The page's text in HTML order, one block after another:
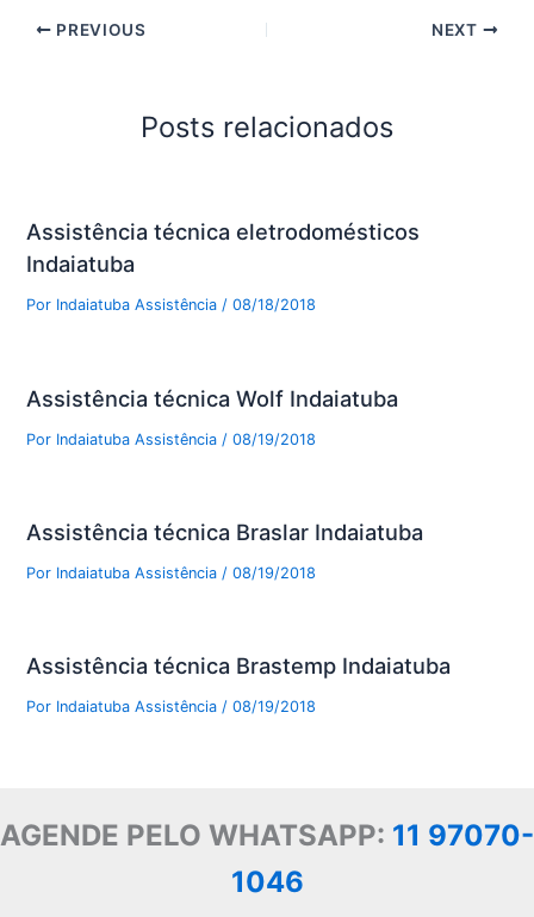
PREVIOUS NEXT
Posts relacionados
Assistência técnica eletrodomésticos
Indaiatuba
Por Indaiatuba Assistência/08/18/2018
Assistência técnica Wolf Indaiatuba
Por Indaiatuba Assistência /08/19/2018
Assistência técnica Braslar Indaiatuba
Por Indaiatuba Assistência /08/19/2018
Assistência técnica Brastemp Indaiatuba
Por Indaiatuba Assistência /08/19/2018
AGENDE PELO WHATSAPP: 11 97070-
1046